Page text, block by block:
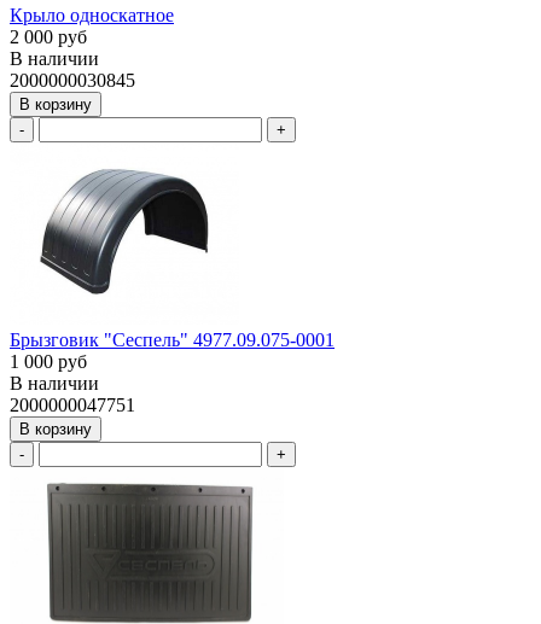
Крыло односкатное
2 000 руб
В наличии
2000000030845
В корзину
-
+
Брызговик "Сеспель" 4977.09.075-0001
1 000 руб
В наличии
2000000047751
В корзину
-
+